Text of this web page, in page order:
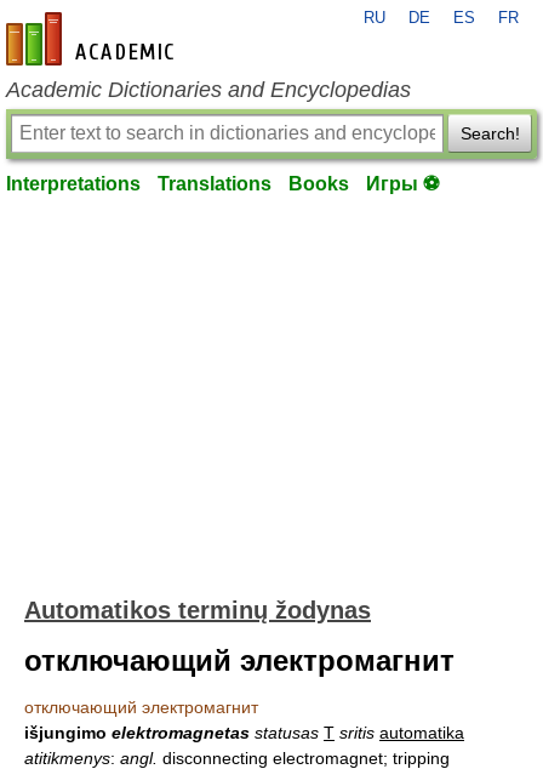
en-academic.com
RU DE ES FR
Academic Dictionaries and Encyclopedias
Search!
Interpretations Translations Books Игры ⚽
Automatikos terminų žodynas
отключающий электромагнит
отключающий электромагнит
išjungimo elektromagnetas statusas T sritis automatika
atitikmenys: angl. disconnecting electromagnet; tripping